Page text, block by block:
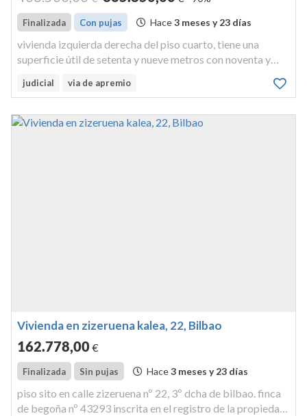
Finalizada Con pujas Hace3 meses y 23 días
vivienda izquierda derecha del piso cuarto, tiene una
superficie útil de setenta y nueve metros con noventa y
ciento cinco metros con veinticinco decímetros
judicial via de apremio
Vivienda en zizeruena kalea, 22, Bilbao
162.778,00€
Finalizada Sin pujas Hace3 meses y 23 días
piso sito en calle zizeruena nº 22, 3º dcha de bilbao. finca
de begoña nº 43293 inscrita en el registro de la propiedad